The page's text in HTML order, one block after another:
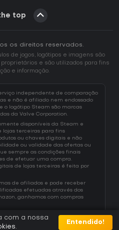
top
os direitos reservados.
de jogos, logótipos e imagens são
e são utilizados para fins
e informação.
independente de comparação
e não é afiliado nem endossado
o logótipo Steam são marcas
da Valve Corporation.
disponíveis da Steam e
lojas terceiras para fins
ou chaves digitais e não
ou validade das ofertas ou
sempre as condições finais
de efetuar uma compra.
de lojas terceiras é feita por
de afiliados e pode receber
efetuadas através dos
ganhamos com compras
com a nossa
Entendido!